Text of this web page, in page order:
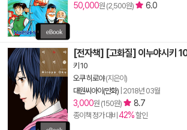
50,000원 (2,500원) 6.0
[전자책] [고화질] 이누야시키
키 10
오쿠 히로야(지은이)
대원씨아이(만화) 2018년 03월
3,000원 (150원) 8.7
종이책 정가 대비 42%할인